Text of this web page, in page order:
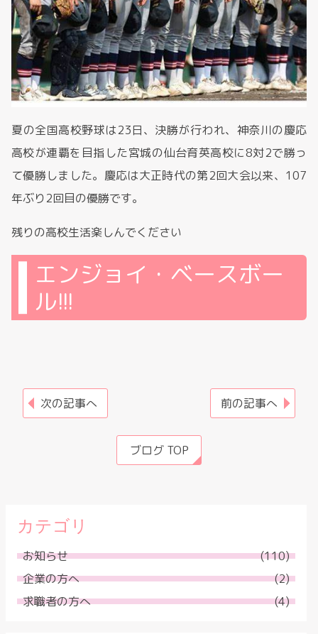
夏の全国高校野球は23日、決勝が行われ、神奈川の慶応
高校が連覇を目指した宮城の仙台育英高校に8対2で勝っ
て優勝しました。慶応は大正時代の第2回大会以来、107
年ぶり2回目の優勝です。
残りの高校生活楽しんでください
エンジョイ・ベースボー
ル!!!
次の記事へ 前の記事へ
ブログ TOP
カテゴリ
お知らせ
(110)
企業の方へ
(2)
求職者の方へ
(4)